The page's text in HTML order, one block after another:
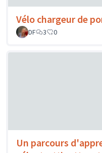
Vélo chargeur de
DF
3 0
Un parcours